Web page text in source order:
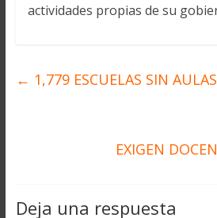
actividades propias de su
← 1,779 ESCUELAS SIN
EXIGEN
Deja una respuesta